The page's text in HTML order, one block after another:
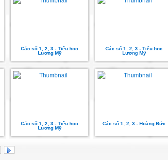
Các số 1, 2, 3 - Tiểu học
Lương Mỹ
Các số 1, 2, 3 - Tiểu học
Lương Mỹ
Các số 1, 2, 3 - Tiểu học
Lương Mỹ
Các số 1, 2, 3 - Hoàng Đức